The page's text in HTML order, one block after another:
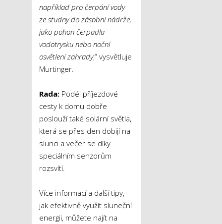
například pro čerpání vody
ze studny do zásobní nádrže,
jako pohon čerpadla
vodotrysku nebo noční
osvětlení zahrady,“ vysvětluje
Murtinger.
Rada: Podél příjezdové
cesty k domu dobře
poslouží také solární světla,
která se přes den dobijí na
slunci a večer se díky
speciálním senzorům
rozsvítí.
Více informací a další tipy,
jak efektivně využít sluneční
energii, můžete najít na